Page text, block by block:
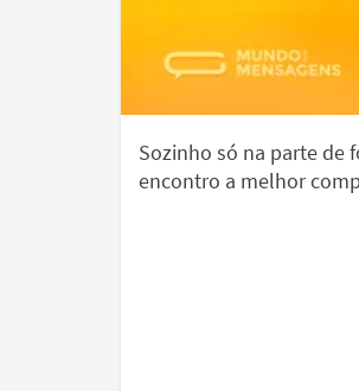
Sozinho só na parte de
encontro a melhor